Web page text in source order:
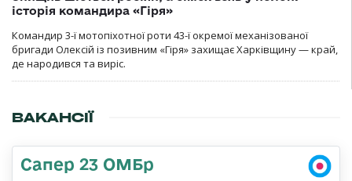
історія командира «Гіря»
Командир 3-ї мотопіхотної роти 43-ї окремої механізованої
бригади Олексій із позивним «Гіря» захищає Харківщину — край,
де народився та виріс.
ВАКАНСІЇ
Сапер 23 ОМБр